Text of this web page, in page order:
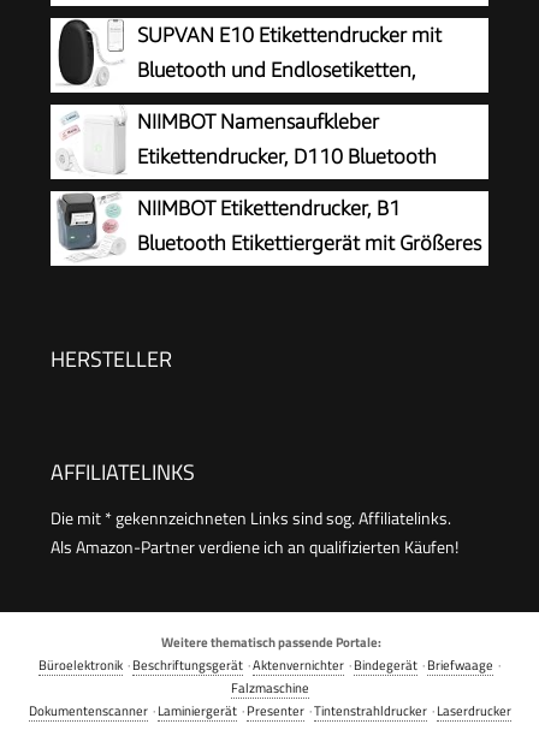
breite TZe-Schriftbänder, bis zu 20
mm/Sek. Druckgeschwindigkeit)
SUPVAN E10 Etikettendrucker mit
Bluetooth und Endlosetiketten,
Schwarz
NIIMBOT Namensaufkleber
Etikettendrucker, D110 Bluetooth
Etikettiergerät
NIIMBOT Etikettendrucker, B1
Bluetooth Etikettiergerät mit Größeres
Android für Heim, Büro, Blau
HERSTELLER
AFFILIATELINKS
Die mit * gekennzeichneten Links sind sog. Affiliatelinks.
Als Amazon-Partner verdiene ich an qualifizierten Käufen!
Weitere thematisch passende Portale:
Büroelektronik ·Beschriftungsgerät ·Aktenvernichter ·Bindegerät ·Briefwaage ·
Falzmaschine
Dokumentenscanner·Laminiergerät·Presenter·Tintenstrahldrucker·Laserdrucker